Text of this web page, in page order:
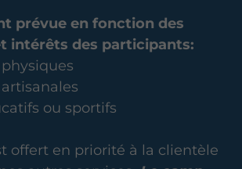
prévue en fonction des
intérêts des participants:
ou sportifs
offert en priorité à la clientèle